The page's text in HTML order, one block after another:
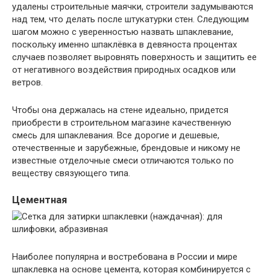
удалены строительные маячки, строители задумываются
над тем, что делать после штукатурки стен. Следующим
шагом можно с уверенностью назвать шпаклевание,
поскольку именно шпаклёвка в девяноста процентах
случаев позволяет выровнять поверхность и защитить ее
от негативного воздействия природных осадков или
ветров.
Чтобы она держалась на стене идеально, придется
приобрести в строительном магазине качественную
смесь для шпаклевания. Все дорогие и дешевые,
отечественные и зарубежные, брендовые и никому не
известные отделочные смеси отличаются только по
веществу связующего типа.
Цементная
Наиболее популярна и востребована в России и мире
шпаклевка на основе цемента, которая комбинируется с